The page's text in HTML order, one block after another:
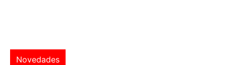
Novedades